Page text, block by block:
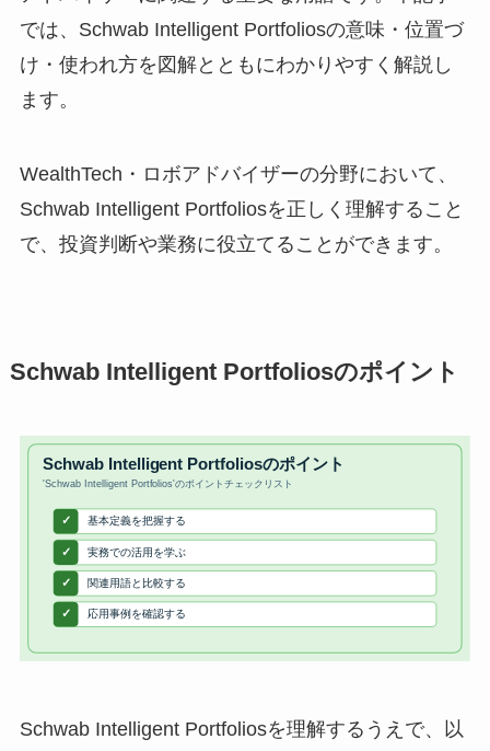
では、Schwab Intelligent Portfoliosの意味・位置づ
け・使われ方を図解とともにわかりやすく解説し
ます。
WealthTech・ロボアドバイザーの分野において、
Schwab Intelligent Portfoliosを正しく理解すること
で、投資判断や業務に役立てることができます。
Schwab Intelligent Portfoliosのポイント
Schwab Intelligent Portfoliosを理解するうえで、以